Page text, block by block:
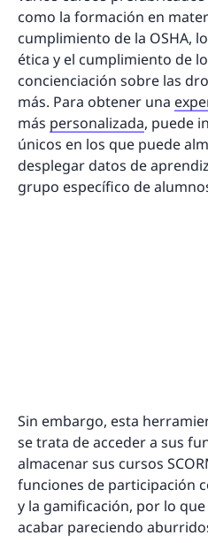
como la formación en
cumplimiento de la OSHA,
ética y el cumplimiento de
concienciación sobre las
más. Para obtener una
más personalizada, puede
únicos en los que puede
desplegar datos de
grupo específico de
Sin embargo, esta
se trata de acceder a sus
almacenar sus cursos
funciones de participación
y la gamificación, por lo
acabar pareciendo